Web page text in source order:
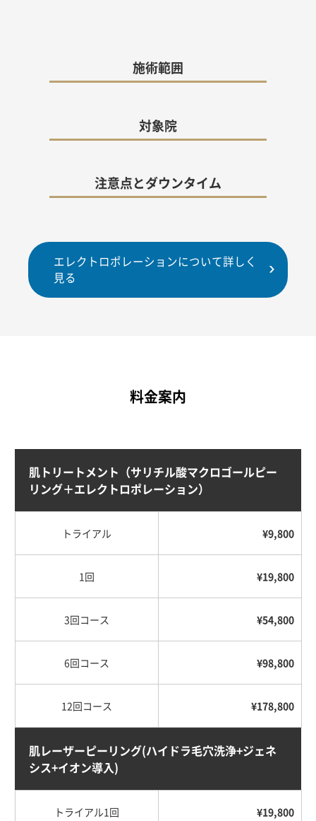
施術範囲
対象院
注意点とダウンタイム
エレクトロポレーションについて詳しく
見る
料金案内
肌トリートメント （サリチル酸マクロゴールピー
リング＋エレクトロポレーション）
トライアル ¥9,800
1回 ¥19,800
3回コース ¥54,800
6回コース ¥98,800
12回コース ¥178,800
肌レーザーピーリング(ハイドラ毛穴洗浄+ジェネ
シス+イオン導入)
トライアル1回 ¥19,800